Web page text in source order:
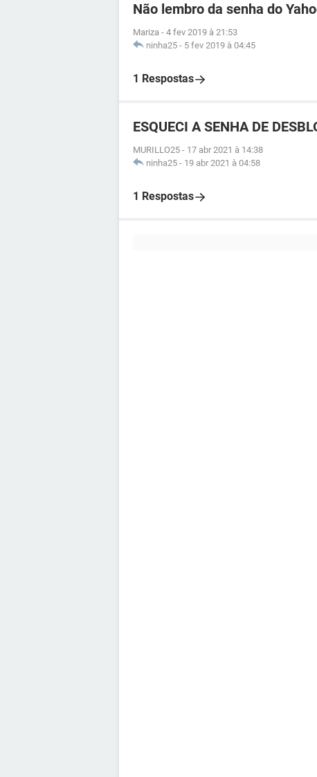
Não lembro da senha do
Mariza - 4 fev 2019 à 21:53
ninha25 - 5 fev 2019 à 04:45
1 Respostas
ESQUECI A SENHA DE
MURILLO25 - 17 abr 2021 à 14:38
ninha25 - 19 abr 2021 à 04:58
1 Respostas